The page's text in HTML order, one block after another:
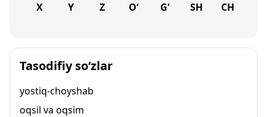
X Y Z O‘ G‘ SH CH
Tasodifiy so‘zlar
yostiq-choyshab
oqsil va oqsim